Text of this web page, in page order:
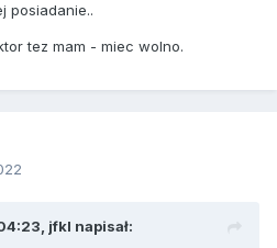
posiadanie..
tez mam - miec wolno.
jfkl napisał: